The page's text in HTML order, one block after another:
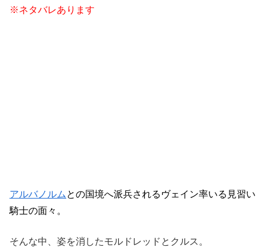
※ネタバレあります
アルバノルム との国境へ派兵されるヴェイン率いる見習い
騎士の面々。
そんな中、姿を消したモルドレッドとクルス。